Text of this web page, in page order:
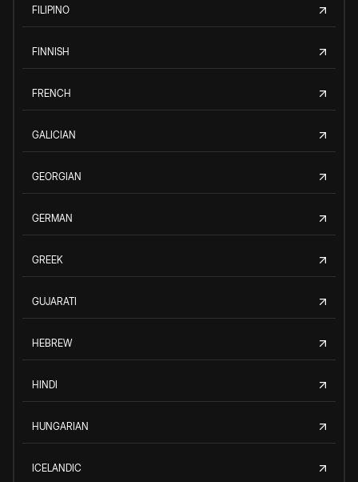
FILIPINO
FINNISH
FRENCH
GALICIAN
GEORGIAN
GERMAN
GREEK
GUJARATI
HEBREW
HINDI
HUNGARIAN
ICELANDIC